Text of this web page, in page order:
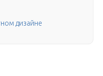
дизайне